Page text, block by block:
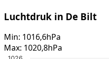
Luchtdruk in De Bilt
Min: 1016,6hPa
Max: 1020,8hPa